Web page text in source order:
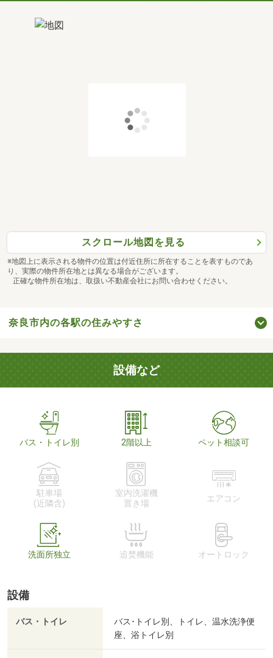
スクロール地図を見る
※地図上に表示される物件の位置は付近住所に所在することを表すものであ
り、実際の物件所在地とは異なる場合がございます。
正確な物件所在地は、取扱い不動産会社にお問い合わせください。
奈良市内の各駅の住みやすさ
設備など
バス・トイレ別 2階以上 ペット相談可
駐車場
(近隣含)
室内洗濯機
置き場
エアコン
洗面所独立 追焚機能 オートロック
設備
バス・トイレ
バス･トイレ別、トイレ、温水洗浄便
座、浴トイレ別